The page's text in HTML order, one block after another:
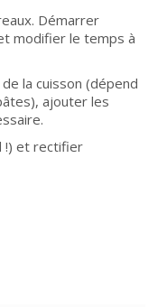
Démarrer
modifier le temps à
la cuisson (dépend
ajouter les
!) et rectifier